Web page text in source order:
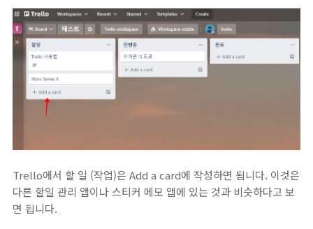
Trello에서 할 일 (작업)은 Add a card에 작성하면 됩니다. 이것은
다른 할일 관리 앱이나 스티커 메모 앱에 있는 것과 비슷하다고 보
면 됩니다.